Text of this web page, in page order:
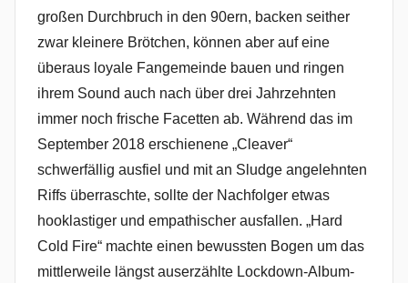
großen Durchbruch in den 90ern, backen seither
zwar kleinere Brötchen, können aber auf eine
überaus loyale Fangemeinde bauen und ringen
ihrem Sound auch nach über drei Jahrzehnten
immer noch frische Facetten ab. Während das im
September 2018 erschienene „Cleaver“
schwerfällig ausfiel und mit an Sludge angelehnten
Riffs überraschte, sollte der Nachfolger etwas
hooklastiger und empathischer ausfallen. „Hard
Cold Fire“ machte einen bewussten Bogen um das
mittlerweile längst auserzählte Lockdown-Album-